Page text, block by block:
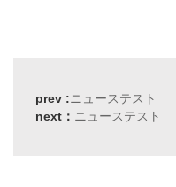
prev :ニューステスト
next： ニューステスト